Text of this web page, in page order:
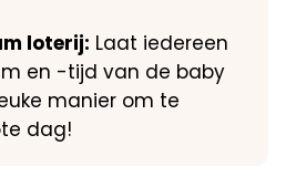
loterij: Laat iedereen
en -tijd van de baby
manier om te
dag!